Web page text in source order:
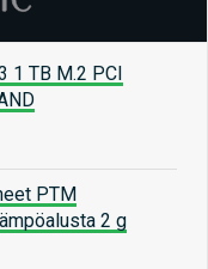
1 TB M.2 PCI
PTM
2 g